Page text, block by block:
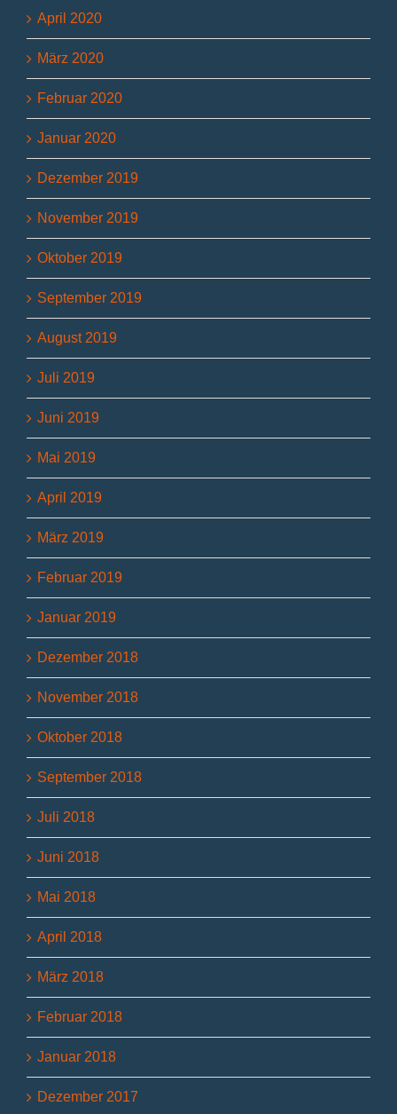
April 2020
März 2020
Februar 2020
Januar 2020
Dezember 2019
November 2019
Oktober 2019
September 2019
August 2019
Juli 2019
Juni 2019
Mai 2019
April 2019
März 2019
Februar 2019
Januar 2019
Dezember 2018
November 2018
Oktober 2018
September 2018
Juli 2018
Juni 2018
Mai 2018
April 2018
März 2018
Februar 2018
Januar 2018
Dezember 2017